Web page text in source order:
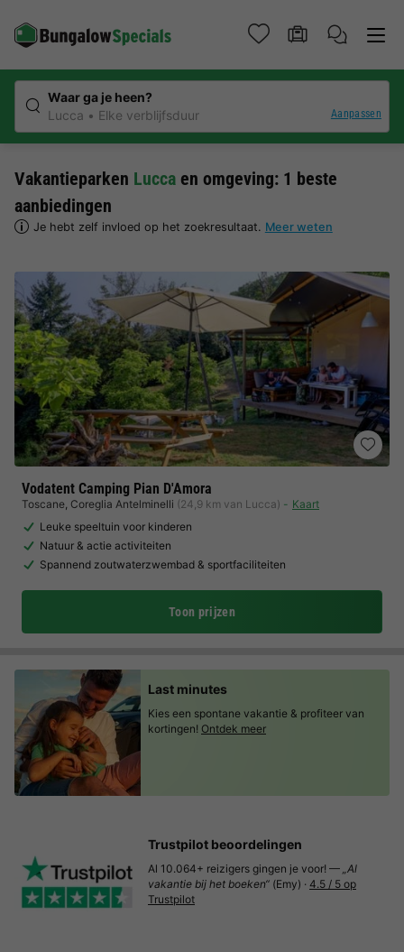
Waar ga je heen?
Lucca
Elke verblijfsduur Aanpassen
Vakantieparken Lucca en omgeving: 1 beste
aanbiedingen
Je hebt zelf invloed op het zoekresultaat. Meer weten
Vodatent Camping Pian D'Amora
Toscane, Coreglia Antelminelli (24,9 km van Lucca)
Kaart
Leuke speeltuin voor kinderen
Natuur & actie activiteiten
Spannend zoutwaterzwembad & sportfaciliteiten
Toon prijzen
Last minutes
Kies een spontane vakantie & profiteer van
kortingen! Ontdek meer
Trustpilot beoordelingen
Al 10.064+ reizigers gingen je voor! — „Al
vakantie bij het boeken“ (Emy) · 4.5 / 5 op
Trustpilot